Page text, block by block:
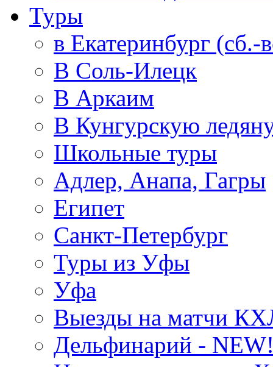
Туры
в Екатеринбург (сб.-
В Соль-Илецк
В Аркаим
В Кунгурскую
Школьные туры
Адлер, Анапа, Гагры
Египет
Санкт-Петербург
Туры из Уфы
Уфа
Выезды на матчи
Дельфинарий -